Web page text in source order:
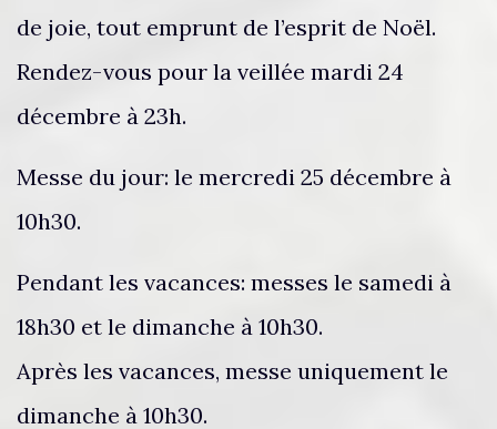
de joie, tout emprunt de l’esprit de Noël.
Rendez-vous pour la veillée mardi 24
décembre à 23h.
Messe du jour: le mercredi 25 décembre à
10h30.
Pendant les vacances: messes le samedi à
18h30 et le dimanche à 10h30.
Après les vacances, messe uniquement le
dimanche à 10h30.